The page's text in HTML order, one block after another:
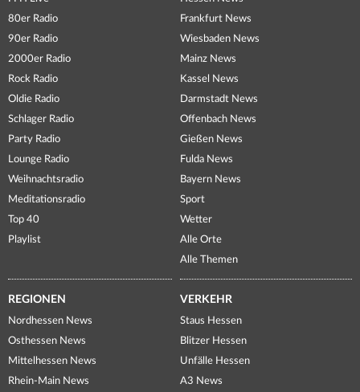
80er Radio
90er Radio
2000er Radio
Rock Radio
Oldie Radio
Schlager Radio
Party Radio
Lounge Radio
Weihnachtsradio
Meditationsradio
Top 40
Playlist
Frankfurt News
Wiesbaden News
Mainz News
Kassel News
Darmstadt News
Offenbach News
Gießen News
Fulda News
Bayern News
Sport
Wetter
Alle Orte
Alle Themen
REGIONEN
Nordhessen News
Osthessen News
Mittelhessen News
Rhein-Main News
VERKEHR
Staus Hessen
Blitzer Hessen
Unfälle Hessen
A3 News